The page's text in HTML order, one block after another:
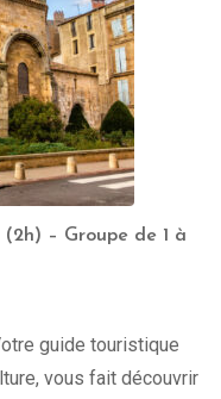
– Groupe de 1 à
guide touristique
vous fait découvrir